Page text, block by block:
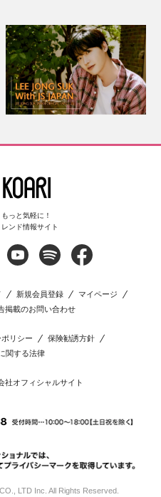
っと気軽に！
ンド情報サイト
新規会員登録
マイページ
掲載のお問い合わせ
リシー
保険勧誘方針
関する法律
社オフィシャルサイト
LTD Inc. All Rights Reserved.